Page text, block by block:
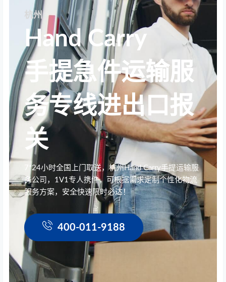
杭州
Hand Carry
手提急件运输服
务专线进出口报
关
7*24小时全国上门取送，杭州Hand Carry手提运输服
务公司，1V1专人携件，可根据需求定制个性化物流
服务方案，安全快速限时必达！
400-011-9188